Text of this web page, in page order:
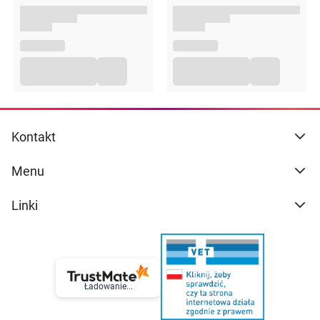
Kontakt
Menu
Linki
Ładowanie...